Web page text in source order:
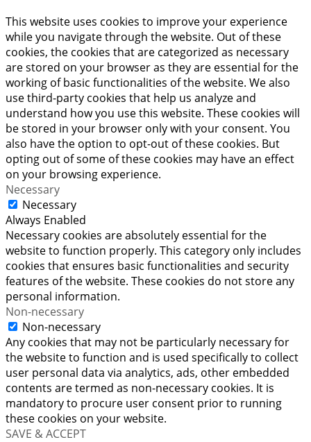
This website uses cookies to improve your experience
while you navigate through the website. Out of these
cookies, the cookies that are categorized as necessary
are stored on your browser as they are essential for the
working of basic functionalities of the website. We also
use third-party cookies that help us analyze and
understand how you use this website. These cookies will
be stored in your browser only with your consent. You
also have the option to opt-out of these cookies. But
opting out of some of these cookies may have an effect
on your browsing experience.
Necessary
Necessary
Always Enabled
Necessary cookies are absolutely essential for the
website to function properly. This category only includes
cookies that ensures basic functionalities and security
features of the website. These cookies do not store any
personal information.
Non-necessary
Non-necessary
Any cookies that may not be particularly necessary for
the website to function and is used specifically to collect
user personal data via analytics, ads, other embedded
contents are termed as non-necessary cookies. It is
mandatory to procure user consent prior to running
these cookies on your website.
SAVE & ACCEPT